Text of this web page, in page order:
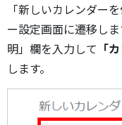
「新しいカレンダー
ー設定画面に遷移し
明」欄を入力して 「
します。